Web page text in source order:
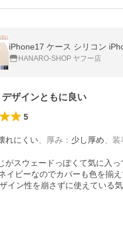
iPhone17 ケース シリコン
HANARO-SHOP ヤフー店
ザインともに良い
5
れにくい 厚み ： 少し厚め 装
がスウェードっぽくて気に入
イビーなのでカバーも色を揃
イン性を崩さずに使えている気